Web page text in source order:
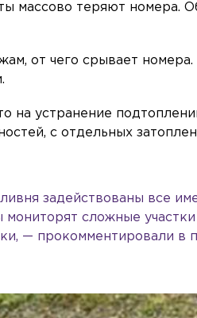
массово теряют номера.
от чего срывает
на устранение
с отдельных
задействованы все
сложные
— прокомментировали в